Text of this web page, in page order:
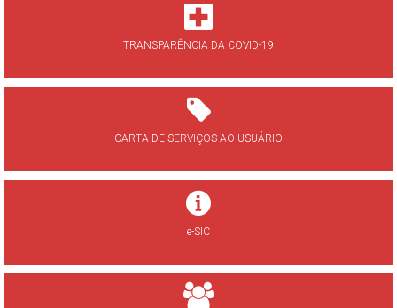
TRANSPARÊNCIA DA COVID-19
CARTA DE SERVIÇOS AO USUÁRIO
e-SIC